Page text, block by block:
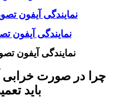
نمایندگی آیفون
نمایندگی آیفون
نمایندگی آیفون
چرا در صورت خرابی
باید